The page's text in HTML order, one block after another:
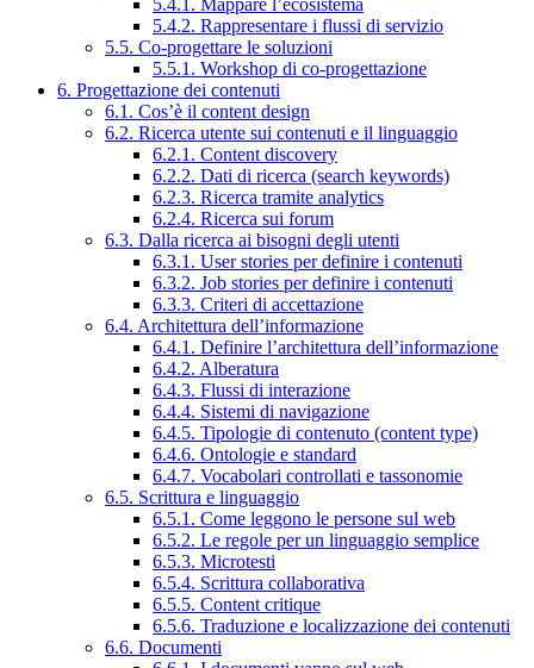
5.4.1. Mappare l’ecosistema
5.4.2. Rappresentare i flussi di servizio
5.5. Co-progettare le soluzioni
5.5.1. Workshop di co-progettazione
6. Progettazione dei contenuti
6.1. Cos’è il content design
6.2. Ricerca utente sui contenuti e il linguaggio
6.2.1. Content discovery
6.2.2. Dati di ricerca (search keywords)
6.2.3. Ricerca tramite analytics
6.2.4. Ricerca sui forum
6.3. Dalla ricerca ai bisogni degli utenti
6.3.1. User stories per definire i contenuti
6.3.2. Job stories per definire i contenuti
6.3.3. Criteri di accettazione
6.4. Architettura dell’informazione
6.4.1. Definire l’architettura dell’informazione
6.4.2. Alberatura
6.4.3. Flussi di interazione
6.4.4. Sistemi di navigazione
6.4.5. Tipologie di contenuto (content type)
6.4.6. Ontologie e standard
6.4.7. Vocabolari controllati e tassonomie
6.5. Scrittura e linguaggio
6.5.1. Come leggono le persone sul web
6.5.2. Le regole per un linguaggio semplice
6.5.3. Microtesti
6.5.4. Scrittura collaborativa
6.5.5. Content critique
6.5.6. Traduzione e localizzazione dei contenuti
6.6. Documenti